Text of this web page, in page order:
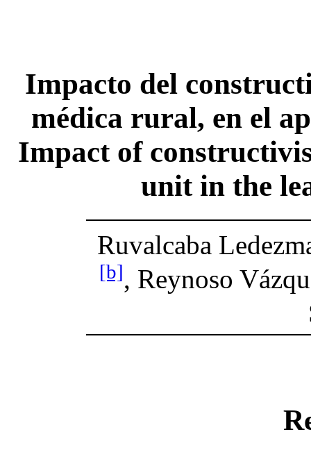
Impacto del
médica rural, en el
Impact of
unit in the
Ruvalcaba
[b], Reynoso